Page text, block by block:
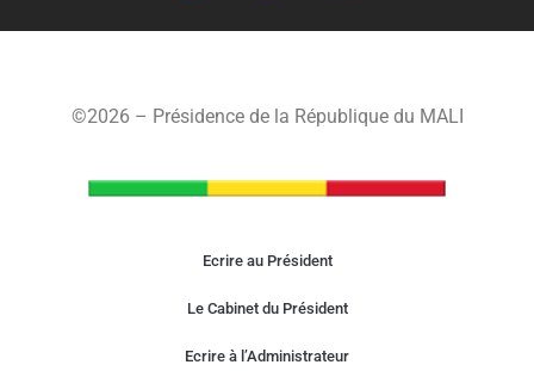
©2026 – Présidence de la République du MALI
Ecrire au Président
Le Cabinet du Président
Ecrire à l’Administrateur